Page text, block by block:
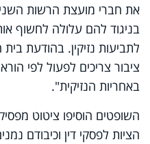
את חברי מועצת הרשות
בניגוד להם עלולה לחשוף
לתביעות נזיקין. בהודעת בית
ציבור צריכים לפעול לפי
באחריות הנזיקית".
השופטים הוסיפו ציטוט
הציות לפסקי דין וכיבודם